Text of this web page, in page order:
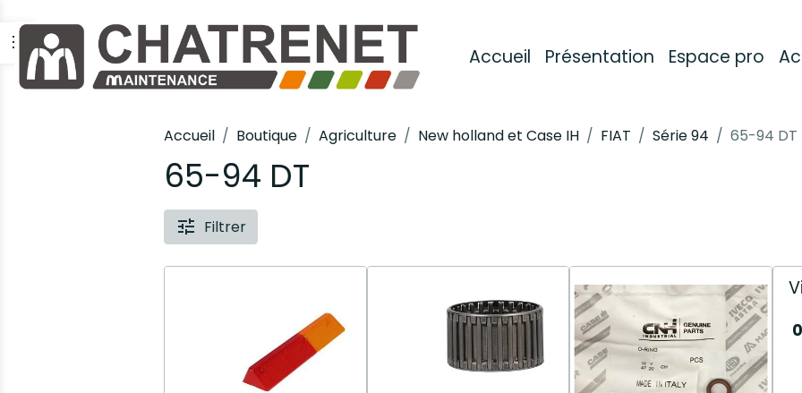
Accueil Présentation Espace pro
Accueil Boutique Agriculture New holland et Case IH FIAT Série 94 65-94 DT
65-94 DT
Filtrer